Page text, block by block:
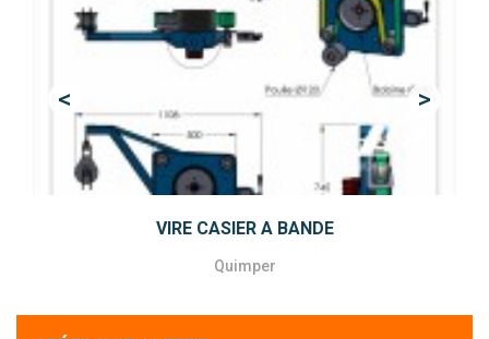
VIRE CASIER A BANDE
Quimper
<Previous >Next